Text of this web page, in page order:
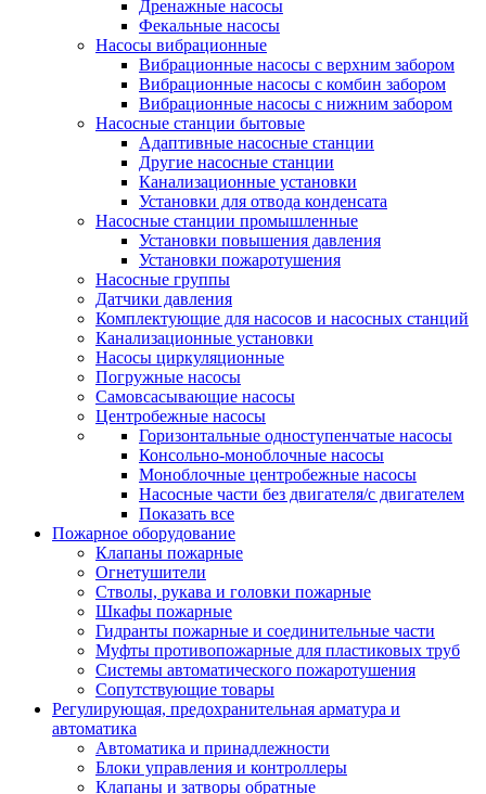
Дренажные насосы
Фекальные насосы
Насосы вибрационные
Вибрационные насосы с верхним забором
Вибрационные насосы с комбин забором
Вибрационные насосы с нижним забором
Насосные станции бытовые
Адаптивные насосные станции
Другие насосные станции
Канализационные установки
Установки для отвода конденсата
Насосные станции промышленные
Установки повышения давления
Установки пожаротушения
Насосные группы
Датчики давления
Комплектующие для насосов и насосных станций
Канализационные установки
Насосы циркуляционные
Погружные насосы
Самовсасывающие насосы
Центробежные насосы
Горизонтальные одноступенчатые насосы
Консольно-моноблочные насосы
Моноблочные центробежные насосы
Насосные части без двигателя/с двигателем
Показать все
Пожарное оборудование
Клапаны пожарные
Огнетушители
Стволы, рукава и головки пожарные
Шкафы пожарные
Гидранты пожарные и соединительные части
Муфты противопожарные для пластиковых труб
Системы автоматического пожаротушения
Сопутствующие товары
Регулирующая, предохранительная арматура и
автоматика
Автоматика и принадлежности
Блоки управления и контроллеры
Клапаны и затворы обратные